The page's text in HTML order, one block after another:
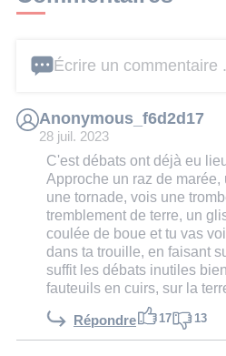
Écrire un commentaire
Anonymous_f6d2d17
28 juil. 2023
C'est débats ont déjà eu
Approche un raz de
une tornade, vois une
tremblement de terre, un
coulée de boue et tu vas
dans ta trouille, en faisant
suffit les débats inutiles
fauteuils en cuirs, sur la
Répondre 17 13